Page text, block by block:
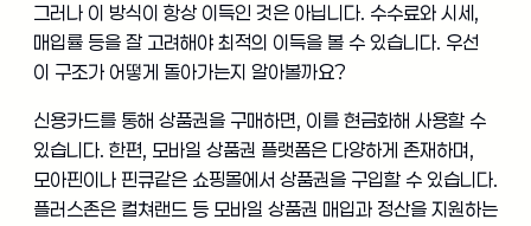
그러나 이 방식이 항상 이득인 것은 아닙니다. 수수료와 시세,
매입률 등을 잘 고려해야 최적의 이득을 볼 수 있습니다. 우선
이 구조가 어떻게 돌아가는지 알아볼까요?
신용카드를 통해 상품권을 구매하면, 이를 현금화해 사용할 수
있습니다. 한편, 모바일 상품권 플랫폼은 다양하게 존재하며,
모아핀이나 핀큐같은 쇼핑몰에서 상품권을 구입할 수 있습니다.
플러스존은 컬쳐랜드 등 모바일 상품권 매입과 정산을 지원하는